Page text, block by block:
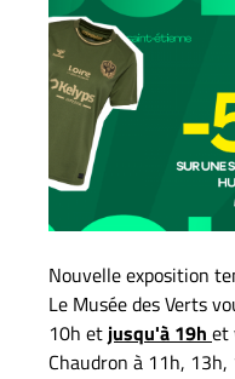
Nouvelle exposition
Le Musée des Verts
10h etjusqu'à 19h et
Chaudron à 11h,